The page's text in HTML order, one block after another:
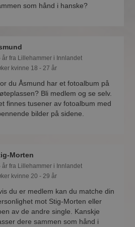
som hånd i hanske?
år fra Lillehammer i Innlandet
kvinne 18 - 27 år
du Åsmund har et fotoalbum på
Bli medlem og se selv.
finnes tusener av fotoalbum med
bilder på sidene.
Morten
år fra Lillehammer i Innlandet
kvinne 20 - 29 år
du er medlem kan du matche din
mot Stig-Morten eller
av de andre single. Kanskje
dere sammen som hånd i